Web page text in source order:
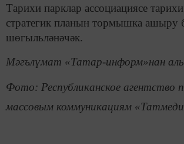
Тарихи парклар ассоциациясе
стратегик планын тормышка ашыру
шөгыльләнәчәк.
Мәгълүмат «Татар-информ»нан
Фото: Республиканское агентство
массовым коммуникациям